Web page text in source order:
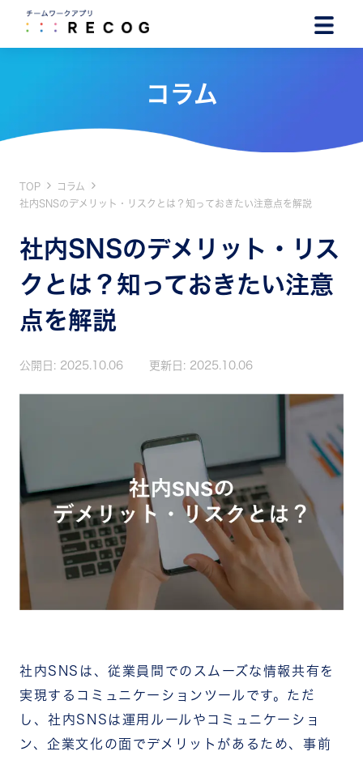
コラム
TOP
コラム
社内SNSのデメリット・リスクとは？知っておきたい注意点を解説
社内SNSのデメリット・リス
クとは？知っておきたい注意
点を解説
公開日: 2025.10.06 更新日: 2025.10.06
社内SNSは、従業員間でのスムーズな情報共有を
実現するコミュニケーションツールです。ただ
し、社内SNSは運用ルールやコミュニケーショ
ン、企業文化の面でデメリットがあるため、事前